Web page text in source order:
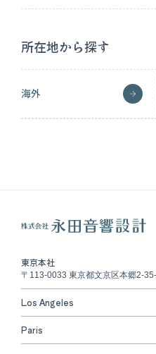
所在地から探す
海外
東京本社
〒113-0033 東京都文京区本郷2-
Los Angeles
Paris